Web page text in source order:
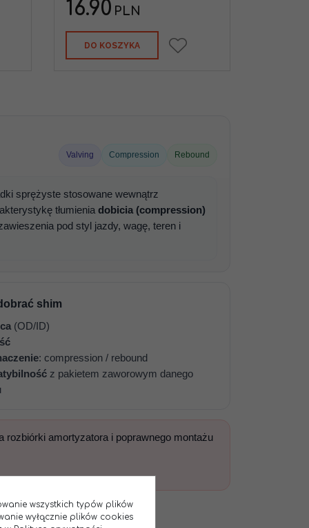
16.90 PLN
DO KOSZYKA
Valving Compression Rebound
sprężyste stosowane wewnątrz
tłumieniadobicia (compression)
pod styl jazdy, wagę, teren i
shim
(OD/ID)
: compression / rebound
z pakietem zaworowym danego
amortyzatora i poprawnego montażu
wszystkich typów plików
wyłącznie plików cookies